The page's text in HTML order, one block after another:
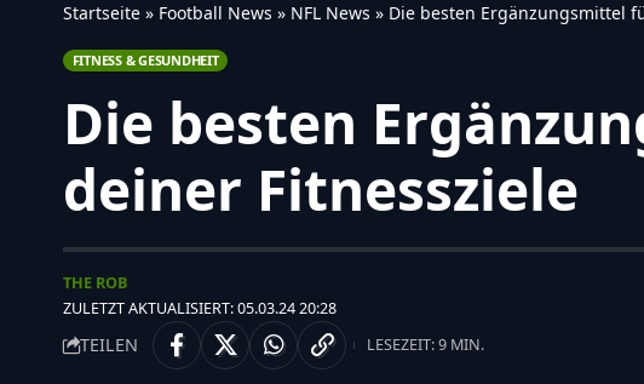
Startseite » Football News » NFL News » Die besten Ergänzungsmittel
FITNESS & GESUNDHEIT
Die besten
deiner Fitnessziele
ZULETZT AKTUALISIERT: 05.03.24 20:28
THE ROB
TEILEN LESEZEIT: 9 MIN.